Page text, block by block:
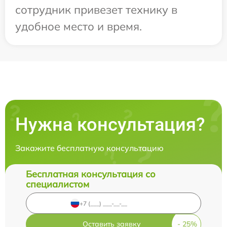
сотрудник привезет технику в
удобное место и время.
Нужна консультация?
Закажите бесплатную консультацию
Бесплатная консультация со
специалистом
Оставить заявку